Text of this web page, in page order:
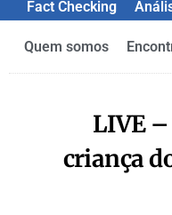
Fact Checking
Quem somos
LIVE –
criança